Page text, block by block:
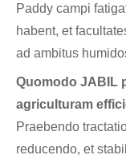
Paddy campi
habent, et
ad ambitus
Quomodo JABIL
agriculturam
Praebendo
reducendo, et